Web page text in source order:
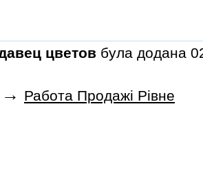
цветов була додана
→ Работа Продажі Рівне